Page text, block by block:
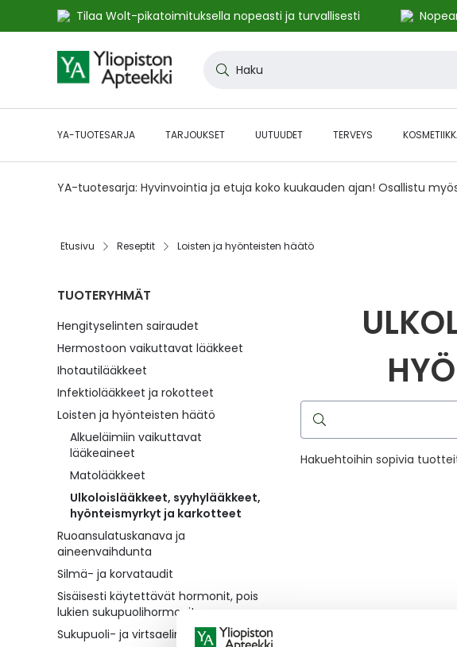
Tilaa Wolt-pikatoimituksella nopeasti ja turvallisesti
to
Content
YA-TUOTESARJA TARJOUKSET UUTUUDET TERVEYS
YA-tuotesarja: Hyvinvointia ja etuja koko kuukauden ajan! Osallistu
Etusivu Reseptit Loisten ja hyönteisten häätö
TUOTERYHMÄT
Hengityselinten sairaudet
Hermostoon vaikuttavat lääkkeet
Ihotautilääkkeet
Infektiolääkkeet ja rokotteet
Loisten ja hyönteisten häätö
Alkueläimiin vaikuttavat
lääkeaineet
Matolääkkeet
Ulkoloislääkkeet, syyhylääkkeet,
hyönteismyrkyt ja karkotteet
Ruoansulatuskanava ja
aineenvaihdunta
Silmä- ja korvataudit
Sisäisesti käytettävät hormonit, pois
lukien sukupuolihormonit
Sukupuoli- ja virtsaelinten sairaudet
Hae
reseptilääkettä
Hakuehtoihin sopivia